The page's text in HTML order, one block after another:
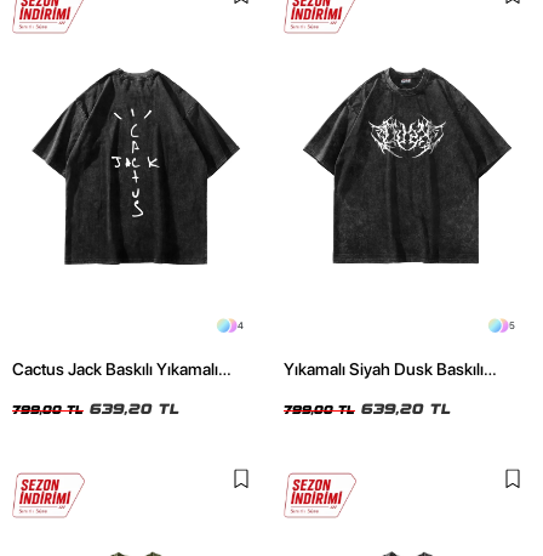
4
Cactus Jack Baskılı Yıkamalı
799,00 TL 639,20 TL
5
Yıkamalı Siyah Dusk Baskılı
799,00 TL 639,20 TL